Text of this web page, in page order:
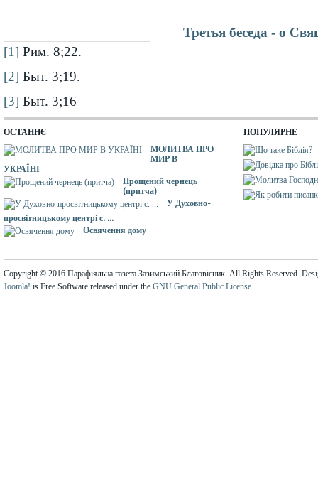
Третья беседа - о
[1] Рим. 8;22.
[2] Быт. 3;19.
[3] Быт. 3;16
ОСТАННЄ
МОЛИТВА ПРО
МИР В
УКРАЇНІ
Прощений чернець
(притча)
У Духовно-
просвітницькому центрі с. ...
Освячення дому
ПОПУЛЯРНЕ
Copyright © 2016 Парафіяльна газета Зазимський Благовісник. All Rights Reserved.
Joomla! is Free Software released under the GNU General Public License.